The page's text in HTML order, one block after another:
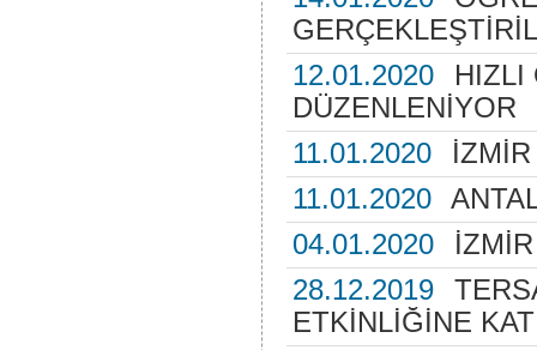
12.01.2020
HIZLI
DÜZENLENİYOR
11.01.2020
11.01.2020
04.01.2020
28.12.2019
ETKİNLİĞİNE